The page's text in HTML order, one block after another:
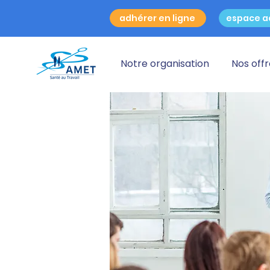
adhérer en ligne espace
Notre organisation Nos